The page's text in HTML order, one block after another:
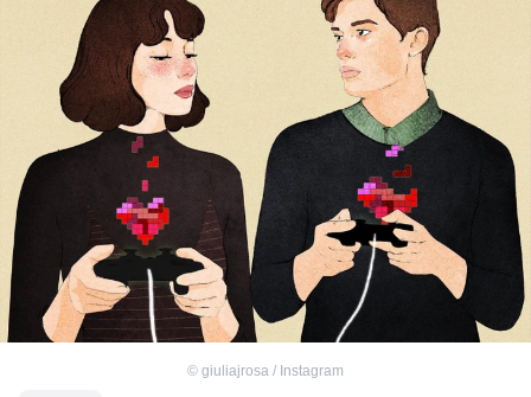
© giuliajrosa / Instagram